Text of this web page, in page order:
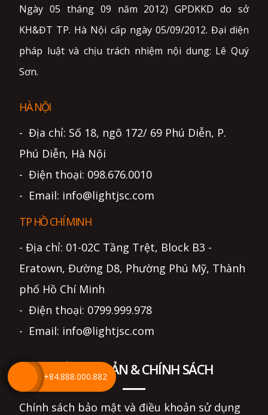
Ngày 05 tháng 09 năm 2012) GPDKKD do sở
KH&ĐT TP. Hà Nội cấp ngày 05/09/2012. Đại diện
pháp luật và chịu trách nhiệm nội dung: Lê Quý
Sơn.
HÀ NỘI
- Địa chỉ: Số 18, ngõ 172/ 69 Phú Diễn, P.
Phú Diễn, Hà Nội
- Điện thoại: 098.676.0010
- Email: info@lightjsc.com
TP HỒ CHÍ MINH
- Địa chỉ: 01-02C Tầng Trệt, Block B3 -
Eratown, Đường D8, Phường Phú Mỹ, Thành
phố Hồ Chí Minh
- Điện thoại: 0799.999.978
- Email: info@lightjsc.com
ĐIỀU KHOẢN & CHÍNH SÁCH
Chính sách bảo mật và điều khoản sử dụng
+84.888.000.882